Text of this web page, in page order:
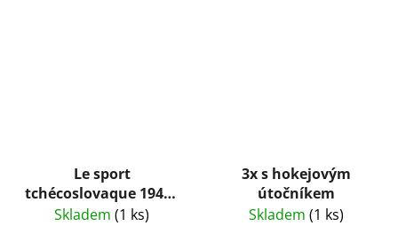
Le sport
tchécoslovaque 1945–
1955 – Armour Milne
Skladem (1 ks)
3x s hokejovým
útočníkem
Skladem (1 ks)